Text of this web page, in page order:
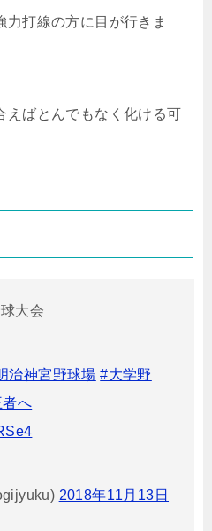
力打線の方に目が行きま
えばとんでもなく化ける可
大会
治神宮野球場 #大学野
者へ
2018年11月13日